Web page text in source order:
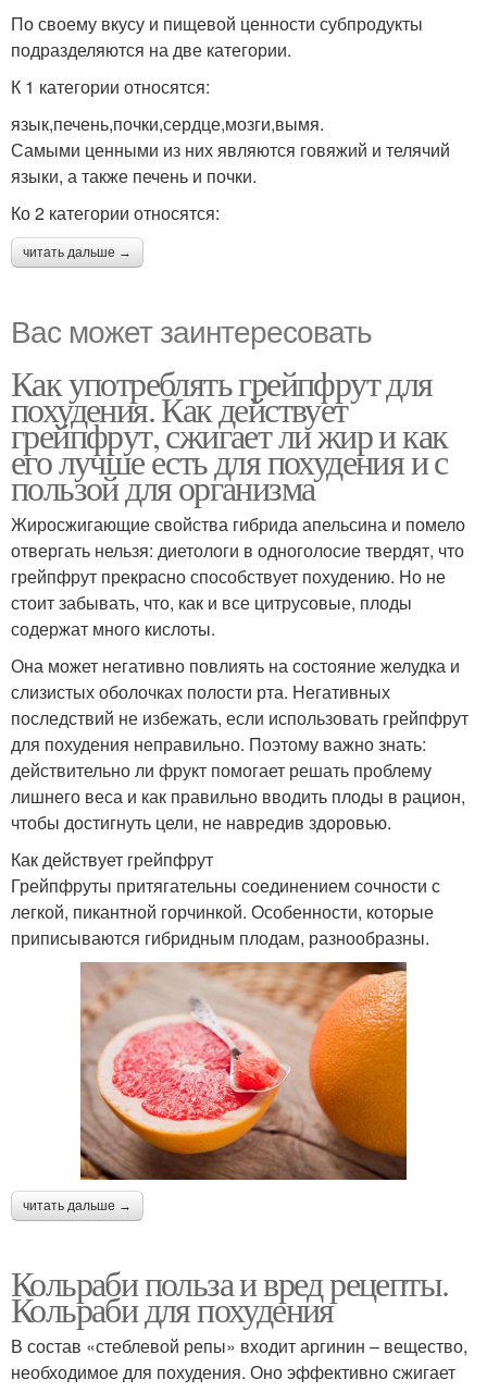
По своему вкусу и пищевой ценности субпродукты
подразделяются на две категории.
К 1 категории относятся:
язык,печень,почки,сердце,мозги,вымя.
Самыми ценными из них являются говяжий и телячий
языки, а также печень и почки.
Ко 2 категории относятся:
читать дальше →
Вас может заинтересовать
Как употреблять грейпфрут для
похудения. Как действует
грейпфрут, сжигает ли жир и как
его лучше есть для похудения и с
пользой для организма
Жиросжигающие свойства гибрида апельсина и помело
отвергать нельзя: диетологи в одноголосие твердят, что
грейпфрут прекрасно способствует похудению. Но не
стоит забывать, что, как и все цитрусовые, плоды
содержат много кислоты.
Она может негативно повлиять на состояние желудка и
слизистых оболочках полости рта. Негативных
последствий не избежать, если использовать грейпфрут
для похудения неправильно. Поэтому важно знать:
действительно ли фрукт помогает решать проблему
лишнего веса и как правильно вводить плоды в рацион,
чтобы достигнуть цели, не навредив здоровью.
Как действует грейпфрут
Грейпфруты притягательны соединением сочности с
легкой, пикантной горчинкой. Особенности, которые
приписываются гибридным плодам, разнообразны.
читать дальше →
Кольраби польза и вред рецепты.
Кольраби для похудения
В состав «стеблевой репы» входит аргинин – вещество,
необходимое для похудения. Оно эффективно сжигает